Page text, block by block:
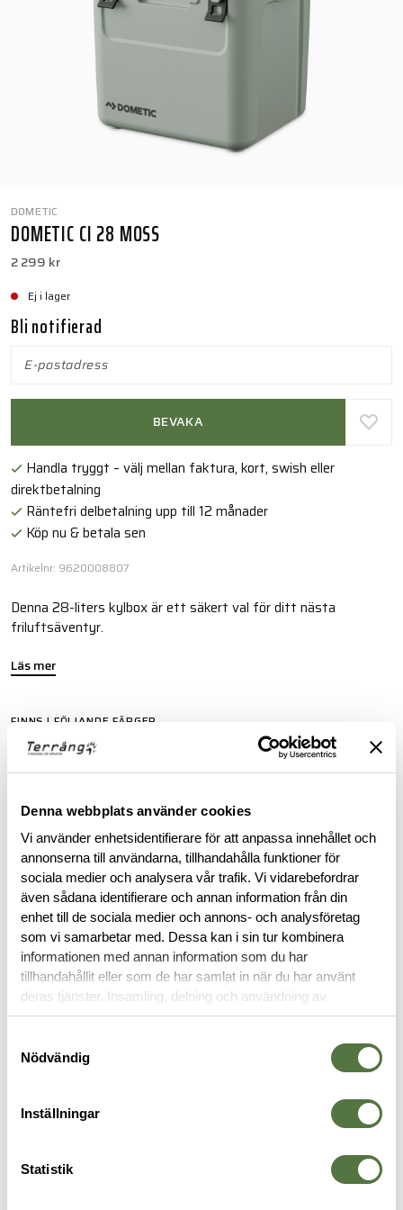
Denna webbplats använder cookies
Vi använder enhetsidentifierare för att anpassa innehållet och
annonserna till användarna, tillhandahålla funktioner för
sociala medier och analysera vår trafik. Vi vidarebefordrar
även sådana identifierare och annan information från din
enhet till de sociala medier och annons- och analysföretag
som vi samarbetar med. Dessa kan i sin tur kombinera
informationen med annan information som du har
tillhandahållit eller som de har samlat in när du har använt
deras tjänster. Insamling, delning och användning av
personuppgifter kan användas för personalisering av
Nödvändig
Inställningar
Statistik
DOMETIC
DOMETIC CI 28 MOSS
2 299 kr
Ej i lager
Bli notifierad
BEVAKA
Handla tryggt – välj mellan faktura, kort, swish eller
direktbetalning
Räntefri delbetalning upp till 12 månader
Köp nu & betala sen
Artikelnr: 9620008807
Denna 28-liters kylbox är ett säkert val för ditt nästa
friluftsäventyr.
Läs mer
FINNS I FÖLJANDE FÄRGER
BESKRIVNING
SPECIFIKATIONER
RECENSIONER
KYLBOXAR